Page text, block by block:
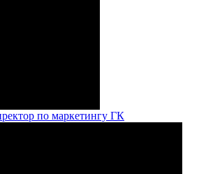
по маркетингу ГК